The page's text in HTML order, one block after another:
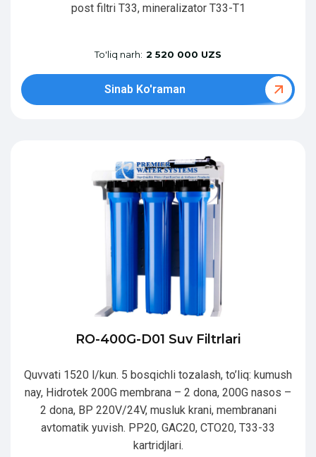
post filtri T33, mineralizator T33-T1
To'liq narh: 2 520 000 UZS
Sinab Ko'raman
RO-400G-D01 Suv Filtrlari
Quvvati 1520 l/kun. 5 bosqichli tozalash, to’liq: kumush
nay, Hidrotek 200G membrana – 2 dona, 200G nasos –
2 dona, BP 220V/24V, musluk krani, membranani
avtomatik yuvish. PP20, GAC20, CTO20, T33-33
kartridjlari.